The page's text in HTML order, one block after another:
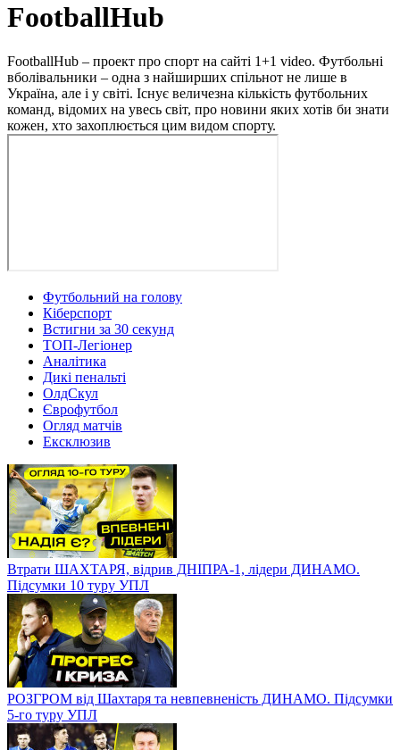
FootballHub
FootballHub – проект про спорт на сайті 1+1 video. Футбольні
вболівальники – одна з найширших спільнот не лише в
Україна, але і у світі. Існує величезна кількість футбольних
команд, відомих на увесь світ, про новини яких хотів би знати
кожен, хто захоплюється цим видом спорту.
Футбольний на голову
Кіберспорт
Встигни за 30 секунд
ТОП-Легіонер
Аналітика
Дикі пенальті
ОлдСкул
Єврофутбол
Огляд матчів
Ексклюзив
Втрати ШАХТАРЯ, відрив ДНІПРА-1, лідери ДИНАМО.
Підсумки 10 туру УПЛ
РОЗГРОМ від Шахтаря та невпевненість ДИНАМО. Підсумки
5-го туру УПЛ